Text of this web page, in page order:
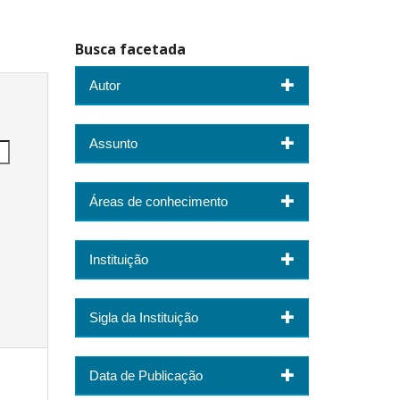
Busca facetada
Autor
Assunto
Áreas de conhecimento
Instituição
Sigla da Instituição
Data de Publicação